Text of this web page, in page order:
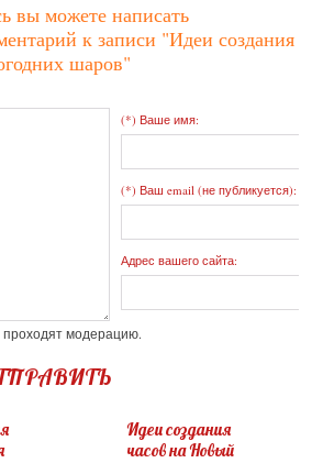
вы можете написать
к записи "Идеи создания
шаров"
(*) Ваше имя:
(*) Ваш email (не публикуется):
Адрес вашего сайта:
проходят модерацию.
Идеи создания
часов на Новый